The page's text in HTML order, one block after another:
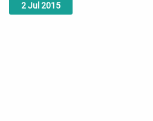
2Jul 2015